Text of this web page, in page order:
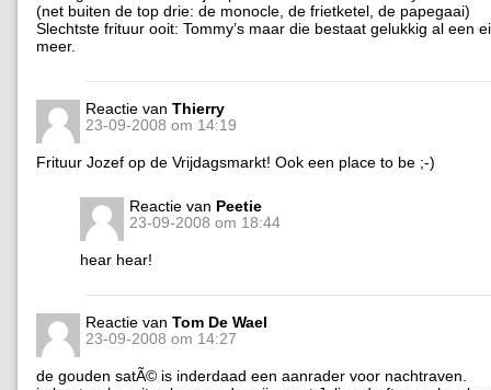
(net buiten de top drie: de monocle, de frietketel, de papegaai)
Slechtste frituur ooit: Tommy’s maar die bestaat gelukkig al een
meer.
Reactie van Thierry
23-09-2008 om 14:19
Frituur Jozef op de Vrijdagsmarkt! Ook een place to be ;-)
Reactie van Peetie
23-09-2008 om 18:44
hear hear!
Reactie van Tom De Wael
23-09-2008 om 14:27
de gouden satÃ© is inderdaad een aanrader voor nachtraven.